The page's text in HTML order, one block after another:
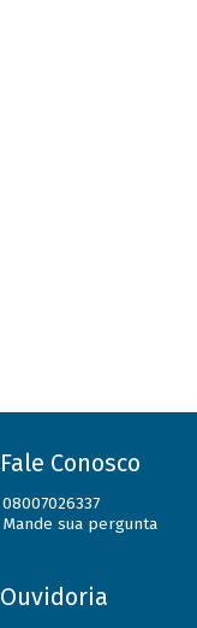
Fale Conosco
08007026337
Mande sua pergunta
Ouvidoria